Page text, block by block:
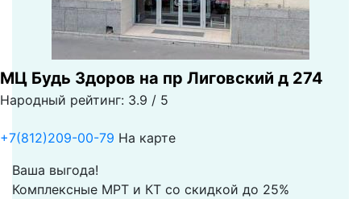
МЦ Будь Здоров на пр Лиговский д 274
Народный рейтинг: 3.9 / 5
+7(812)209-00-79 На карте
Ваша выгода!
Комплексные МРТ и КТ со скидкой до 25%